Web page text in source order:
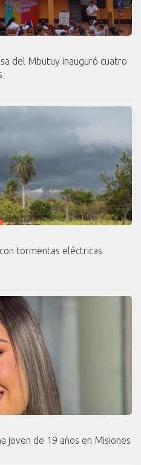
del Mbutuy inauguró cuatro
tormentas eléctricas
joven de 19 años en Misiones